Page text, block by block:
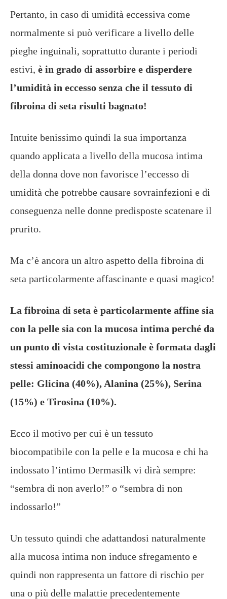
Pertanto, in caso di umidità eccessiva come
normalmente si può verificare a livello delle
pieghe inguinali, soprattutto durante i periodi
estivi, è in grado di assorbire e disperdere
l’umidità in eccesso senza che il tessuto di
fibroina di seta risulti bagnato!
Intuite benissimo quindi la sua importanza
quando applicata a livello della mucosa intima
della donna dove non favorisce l’eccesso di
umidità che potrebbe causare sovrainfezioni e di
conseguenza nelle donne predisposte scatenare il
prurito.
Ma c’è ancora un altro aspetto della fibroina di
seta particolarmente affascinante e quasi magico!
La fibroina di seta è particolarmente affine sia
con la pelle sia con la mucosa intima perché da
un punto di vista costituzionale è formata dagli
stessi aminoacidi che compongono la nostra
pelle: Glicina (40%), Alanina (25%), Serina
(15%) e Tirosina (10%).
Ecco il motivo per cui è un tessuto
biocompatibile con la pelle e la mucosa e chi ha
indossato l’intimo Dermasilk vi dirà sempre:
“sembra di non averlo!” o “sembra di non
indossarlo!”
Un tessuto quindi che adattandosi naturalmente
alla mucosa intima non induce sfregamento e
quindi non rappresenta un fattore di rischio per
una o più delle malattie precedentemente